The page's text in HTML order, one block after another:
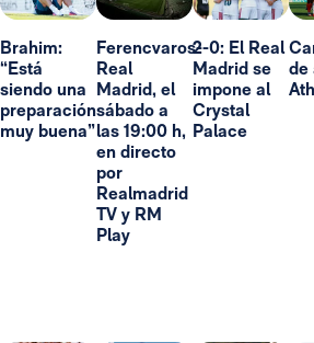
Brahim:
“Está
siendo una
preparación
muy buena”
Ferencvaros-
Real
Madrid, el
sábado a
las 19:00 h,
en directo
por
Realmadrid
TV y RM
Play
2-0: El Real
Madrid se
impone al
Crystal
Palace
de